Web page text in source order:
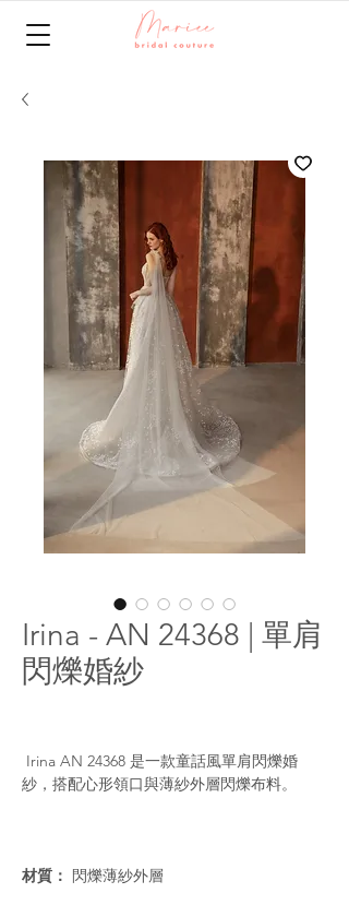
Irina - AN 24368 | 單肩
閃爍婚紗
Irina AN 24368 是一款童話風單肩閃爍婚
紗，搭配心形領口與薄紗外層閃爍布料。
材質： 閃爍薄紗外層